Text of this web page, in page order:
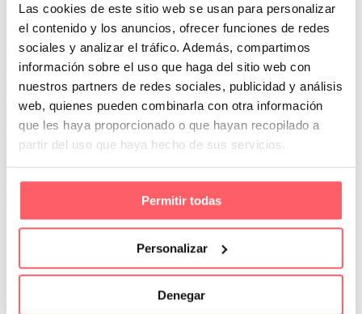
Las cookies de este sitio web se usan para personalizar
el contenido y los anuncios, ofrecer funciones de redes
sociales y analizar el tráfico. Además, compartimos
información sobre el uso que haga del sitio web con
nuestros partners de redes sociales, publicidad y análisis
web, quienes pueden combinarla con otra información
que les haya proporcionado o que hayan recopilado a
partir del uso que haya hecho de sus servicios.
Permitir todas
Personalizar
Denegar
sencillamente tenemos una cristalera muy amplia y queremos con un
simple movimiento, en algunos momentos centrales del día, bajar la
intensidad de la luz.
Te explicamos las diferentes opciones que hay en el mercado para
que puedas elegir la que mejor se adapte a tus necesidades.
Los tejidos oscurantes han experimentado una evolución total en los
últimos años. Seguro que recuerdas la típica cortina de hotel
plastificado sin un tacto agradable. Eso pasó a la historia. La
de textiles que te sorprenderá por textura, colorido y apariencia.
¿En qué consiste un tejido oscurante?